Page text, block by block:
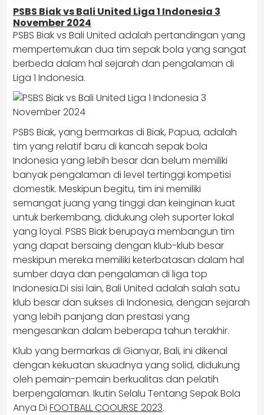
PSBS Biak vs Bali United Liga 1 Indonesia 3
November 2024
PSBS Biak vs Bali United adalah pertandingan yang
mempertemukan dua tim sepak bola yang sangat
berbeda dalam hal sejarah dan pengalaman di
Liga 1 Indonesia.
PSBS Biak, yang bermarkas di Biak, Papua, adalah
tim yang relatif baru di kancah sepak bola
Indonesia yang lebih besar dan belum memiliki
banyak pengalaman di level tertinggi kompetisi
domestik. Meskipun begitu, tim ini memiliki
semangat juang yang tinggi dan keinginan kuat
untuk berkembang, didukung oleh suporter lokal
yang loyal. PSBS Biak berupaya membangun tim
yang dapat bersaing dengan klub-klub besar
meskipun mereka memiliki keterbatasan dalam hal
sumber daya dan pengalaman di liga top
Indonesia.Di sisi lain, Bali United adalah salah satu
klub besar dan sukses di Indonesia, dengan sejarah
yang lebih panjang dan prestasi yang
mengesankan dalam beberapa tahun terakhir.
Klub yang bermarkas di Gianyar, Bali, ini dikenal
dengan kekuatan skuadnya yang solid, didukung
oleh pemain-pemain berkualitas dan pelatih
berpengalaman. Ikutin Selalu Tentang Sepak Bola
Anya Di FOOTBALL COOURSE 2023.